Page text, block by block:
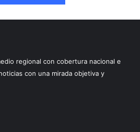
regional con cobertura nacional e
con una mirada objetiva y